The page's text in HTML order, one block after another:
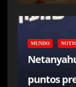
MUNDO
puntos